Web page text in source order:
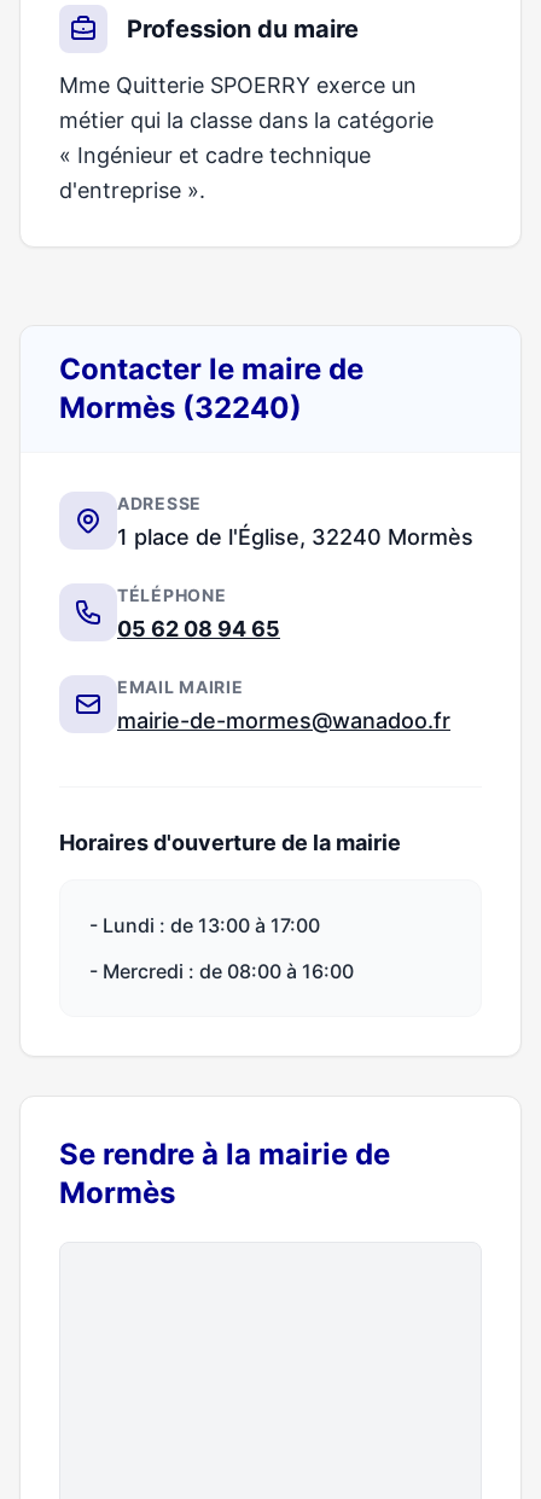
Profession du maire
Mme Quitterie SPOERRY exerce un
métier qui la classe dans la catégorie
« Ingénieur et cadre technique
d'entreprise ».
Contacter le maire de
Mormès (32240)
ADRESSE
1 place de l'Église, 32240 Mormès
TÉLÉPHONE
05 62 08 94 65
EMAIL MAIRIE
mairie-de-mormes@wanadoo.fr
Horaires d'ouverture de la mairie
- Lundi : de 13:00 à 17:00
- Mercredi : de 08:00 à 16:00
Se rendre à la mairie de
Mormès